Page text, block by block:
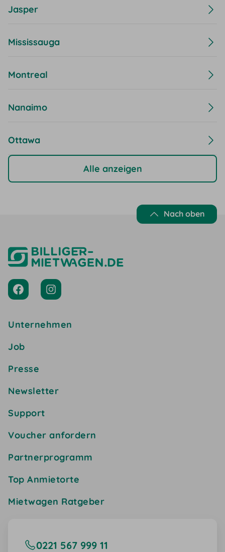
Jasper
Mississauga
Montreal
Nanaimo
Ottawa
Alle anzeigen
Nach oben
Unternehmen
Job
Presse
Newsletter
Support
Voucher anfordern
Partnerprogramm
Top Anmietorte
Mietwagen Ratgeber
0221 567 999 11